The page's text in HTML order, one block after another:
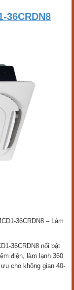
36CRDN8
36CRDN8 – Làm
36CRDN8 nổi bật
điện, làm lạnh 360
cho không gian 40-